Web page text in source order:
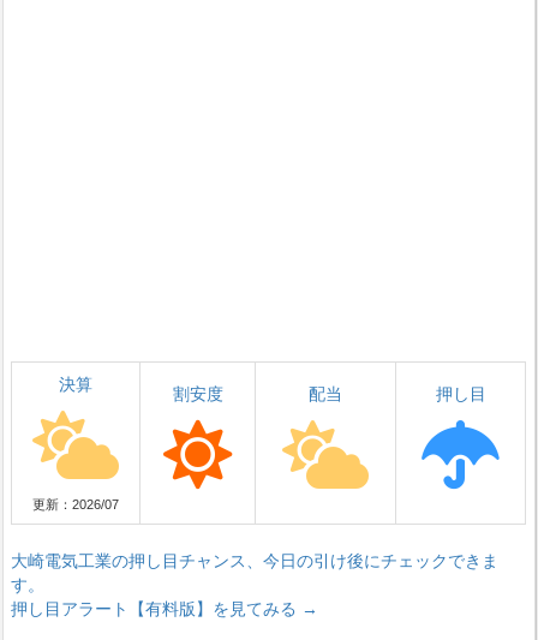
決算
更新：2026/07
割安度 配当 押し目
大崎電気工業の押し目チャンス、今日の引け後にチェックできま
す。
押し目アラート【有料版】を見てみる →